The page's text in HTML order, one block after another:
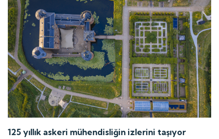
125 yıllık askeri mühendisliğin izlerini taşıyor